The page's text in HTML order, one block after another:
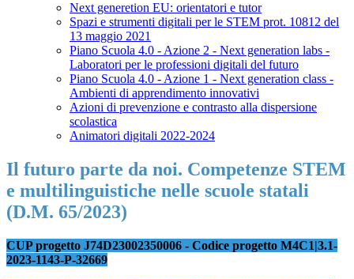
Next generetion EU: orientatori e tutor
Spazi e strumenti digitali per le STEM prot. 10812 del
13 maggio 2021
Piano Scuola 4.0 - Azione 2 - Next generation labs -
Laboratori per le professioni digitali del futuro
Piano Scuola 4.0 - Azione 1 - Next generation class -
Ambienti di apprendimento innovativi
Azioni di prevenzione e contrasto alla dispersione
scolastica
Animatori digitali 2022-2024
Il futuro parte da noi. Competenze STEM
e multilinguistiche nelle scuole statali
(D.M. 65/2023)
CUP progetto J74D23002350006 - Codice progetto M4C1|3.1-
2023-1143-P-32669